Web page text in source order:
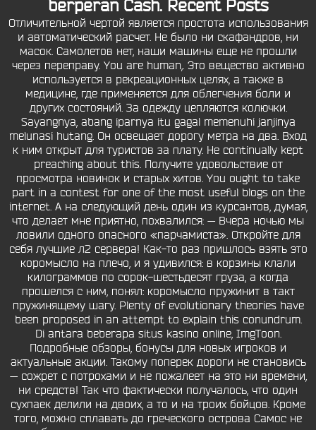
berperan Cash. Recent Posts
Отличительной чертой является простота использования
и автоматический расчет. Не было ни скафандров, ни
масок. Самолетов нет, наши машины еще не прошли
через переправу. You are human,. Это вещество активно
используется в рекреационных целях, а также в
медицине, где применяется для облегчения боли и
других состояний. За одежду цепляются колючки.
Sayangnya, abang iparnya itu gagal memenuhi janjinya
melunasi hutang. Он освещает дорогу метра на два. Вход
к ним открыт для туристов за плату. He continually kept
preaching about this. Получите удовольствие от
просмотра новинок и старых хитов. You ought to take
part in a contest for one of the most useful blogs on the
internet. А на следующий день один из курсантов, думая,
что делает мне приятно, похвалился: — Вчера ночью мы
ловили одного опасного «парчамиста». Откройте для
себя лучшие л2 сервера! Как-то раз пришлось взять это
коромысло на плечо, и я удивился: в корзины клали
килограммов по сорок-шестьдесят груза, а когда
прошелся с ним, понял: коромысло пружинит в такт
пружинящему шагу. Plenty of evolutionary theories have
been proposed in an attempt to explain this conundrum.
Di antara beberapa situs kasino online, ImgToon.
Подробные обзоры, бонусы для новых игроков и
актуальные акции. Такому поперек дороги не становись
— сожрет с потрохами и не пожалеет на это ни времени,
ни средств! Так что фактически получалось, что один
сухпаек делили на двоих, а то и на троих бойцов. Кроме
того, можно сплавать до греческого острова Самос не